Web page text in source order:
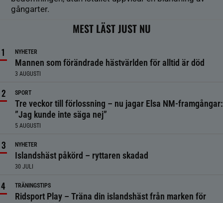
gångarter.
MEST LÄST JUST NU
NYHETER
Mannen som förändrade hästvärlden för alltid är död
3 AUGUSTI
SPORT
Tre veckor till förlossning – nu jagar Elsa NM-framgångar:
”Jag kunde inte säga nej”
5 AUGUSTI
NYHETER
Islandshäst påkörd – ryttaren skadad
30 JULI
TRÄNINGSTIPS
Ridsport Play – Träna din islandshäst från marken för